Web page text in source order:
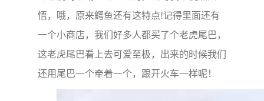
悟，哦，原来鳄鱼还有这特点!记得里面还有
一个小商店，我们好多人都买了个老虎尾巴，
这老虎尾巴看上去可爱至极，出来的时候我们
还用尾巴一个牵着一个，跟开火车一样呢！